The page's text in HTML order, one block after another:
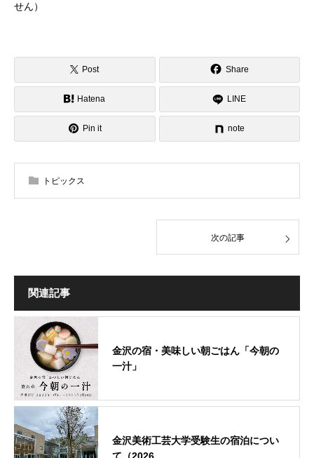
せん）
Post Share
Hatena LINE
Pin it note
トピックス
次の記事
関連記事
金沢の宿・美味しい朝ごはん「今朝の
一汁」
金沢美術工芸大学受験生の宿泊につい